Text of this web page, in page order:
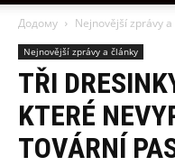
Додому Nejnovější zprávy
Nejnovější zprávy a články
TŘI
KTERÉ
TOVÁRNÍ